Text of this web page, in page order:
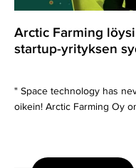
Arctic Farming
startup-yrityksen
" Space technology has
oikein! Arctic Farming Oy